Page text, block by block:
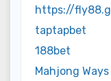
https://
taptapbet
188bet
Mahjong Ways